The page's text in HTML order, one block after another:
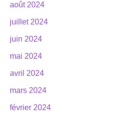
août 2024
juillet 2024
juin 2024
mai 2024
avril 2024
mars 2024
février 2024